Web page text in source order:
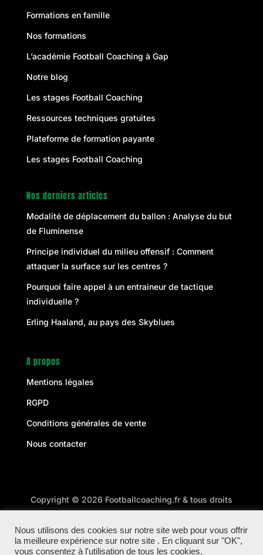
Formations en famille
Nos formations
L’académie Football Coaching à Gap
Notre blog
Les stages Football Coaching
Ressources techniques gratuites
Plateforme de formation payante
Les stages Football Coaching
Nos derniers articles
Modalité de déplacement du ballon : Analyse du but
de Fluminense
Principe individuel du milieu offensif : Comment
attaquer la surface sur les centres ?
Pourquoi faire appel à un entraineur de tactique
individuelle ?
Erling Haaland, au pays des Skyblues
A propos
Mentions légales
RGPD
Conditions générales de vente
Nous contacter
Copyright © 2026 Footballcoaching.fr & tous droits
Site optimisé par WebLevel
Nous utilisons des cookies sur notre site web pour vous offrir
la meilleure expérience sur notre site . En cliquant sur "OK",
vous consentez à l'utilisation de tous les cookies.